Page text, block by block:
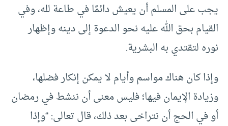
يجب على المسلم أن يعيش دائمًا في طاعة لله، وفي
القيام بحق الله عليه نحو الدعوة إلى دينه وإظهار
نوره لتقتدي به البشرية.
وإذا كان هناك مواسم وأيام لا يمكن إنكار فضلها،
وزيادة الإيمان فيها؛ فليس معنى أن ننشط في رمضان
أو في الحج أن نتراخى بعد ذلك، قال تعالى: “وإذا